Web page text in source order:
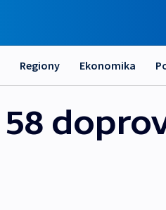
Regiony Ekonomika